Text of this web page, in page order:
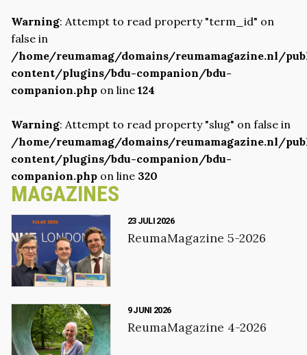
Warning: Attempt to read property "term_id" on
false in
/home/reumamag/domains/reumamagazine.nl/
content/plugins/bdu-companion/bdu-
companion.php on line 124
Warning: Attempt to read property "slug" on false in
/home/reumamag/domains/reumamagazine.nl/
content/plugins/bdu-companion/bdu-
companion.php on line 320
MAGAZINES
23 JULI 2026
ReumaMagazine 5-2026
9 JUNI 2026
ReumaMagazine 4-2026